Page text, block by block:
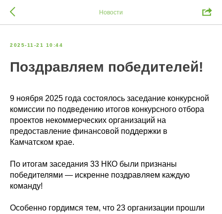
Новости
2025-11-21 10:44
Поздравляем победителей!
9 ноября 2025 года состоялось заседание конкурсной
комиссии по подведению итогов конкурсного отбора
проектов некоммерческих организаций на
предоставление финансовой поддержки в
Камчатском крае.
По итогам заседания 33 НКО были признаны
победителями — искренне поздравляем каждую
команду!
Особенно гордимся тем, что 23 организации прошли